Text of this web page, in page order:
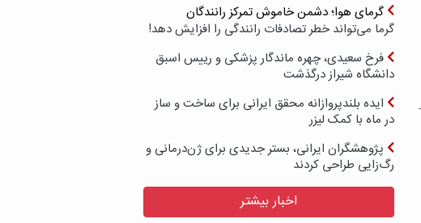
گرمای هوا؛ دشمن خاموش تمرکز رانندگان
گرما می‌تواند خطر تصادفات رانندگی را افزایش دهد!
فرخ سعیدی، چهره ماندگار پزشکی و رییس اسبق
دانشگاه شیراز درگذشت
ایده بلندپروازانه محقق ایرانی برای ساخت و ساز
در ماه با کمک لیزر
پژوهشگران ایرانی، بستر جدیدی برای ژن‌درمانی و
رگ‌زایی طراحی کردند
اخبار بیشتر